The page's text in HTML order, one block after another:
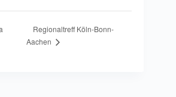
Regionaltreff Köln-Bonn-
Aachen